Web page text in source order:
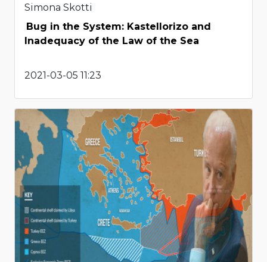
Simona Skotti
Bug in the System: Kastellorizo and
Inadequacy of the Law of the Sea
2021-03-05 11:23